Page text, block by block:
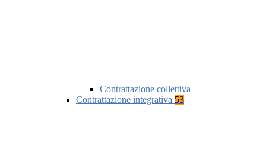
Contrattazione collettiva
Contrattazione integrativa 53